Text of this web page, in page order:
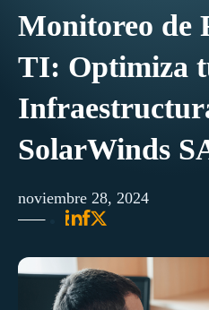
Monitoreo de
TI: Optimiza
SolarWinds
noviembre 28, 2024